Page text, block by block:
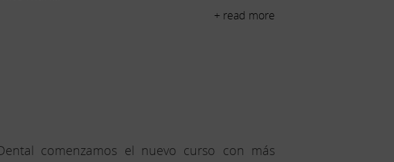
+ read more
comenzamos el nuevo curso con más